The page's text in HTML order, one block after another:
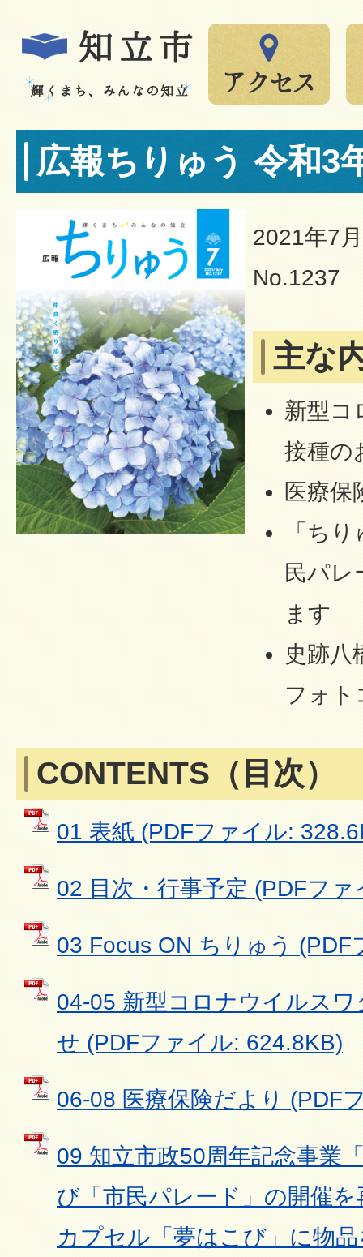
広報ちりゅう 令和3
2021年7
No.1237
主な
新型コ
接種の
医療保
「ち
民パレ
ます
史跡八
フォト
CONTENTS（目次）
01 表紙 (PDFファイル:
02 目次・行事予定 (PDFフ
03 Focus ON ちりゅう (PDF
04-05 新型コロナウイルス
せ (PDFファイル: 624.8KB)
06-08 医療保険だより (PDF
09 知立市政50周年記念事業
び「市民パレード」の開催
カプセル「夢はこび」に物